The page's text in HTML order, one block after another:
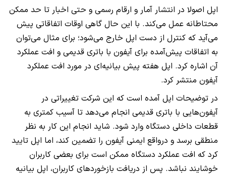
اپل اصولا در انتشار آمار و ارقام رسمی و حتی اخبار تا حد ممکن
محتاطانه عمل می‌کند. با این حال گاهی اوقات اتفاقاتی پیش
می‌آید که کنترل از دست اپل خارج می‌شود؛ برای مثال می‌توان
به اتفاقات پیش‌آمده برای آیفون با باتری قدیمی و افت عملکرد
آن اشاره کرد. اپل هفته پیش بیانیه‌ای در مورد افت عملکرد
آیفون منتشر کرد.
در توضیحات اپل آمده است که این شرکت تغییراتی در
آیفون‌هایی با باتری قدیمی انجام می‌دهد تا آسیب کمتری به
قطعات داخلی دستگاه وارد شود. شاید انجام این کار به نظر
منطقی برسد و درواقع ایمنی آیفون را تضمین کند، اما اپل تایید
کرد که افت عملکرد دستگاه ممکن است برای بعضی کاربران
خوشایند نباشد. پس از دریافت بازخوردهای کاربران، اپل بیانیه